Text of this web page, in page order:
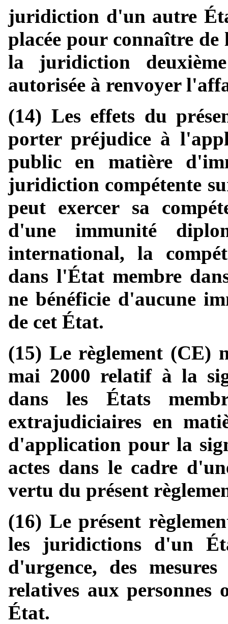
juridiction d'un autre
placée pour connaître de
la juridiction
autorisée à renvoyer
(14) Les effets du
porter préjudice à
public en matière
juridiction compétente
peut exercer sa
d'une immunité
international, la
dans l'État membre
ne bénéficie d'aucune
de cet État.
(15) Le règlement (CE)
mai 2000 relatif à la
dans les États
extrajudiciaires en
d'application pour la
actes dans le cadre
vertu du présent
(16) Le présent
les juridictions d'un
d'urgence, des
relatives aux personnes
État.